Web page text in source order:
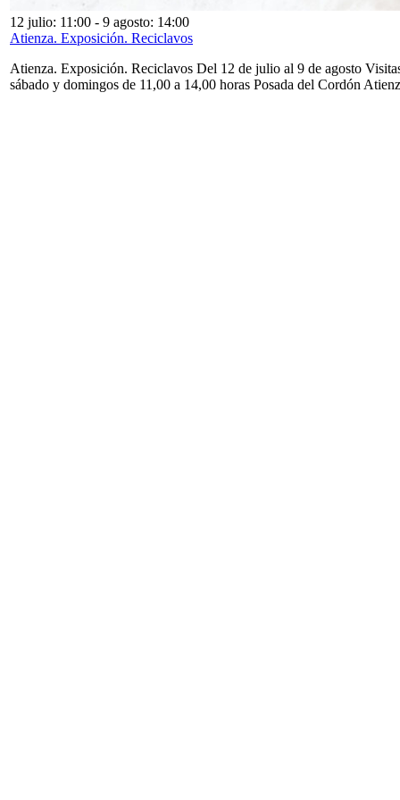
12 julio: 11:00 - 9 agosto: 14:00
Atienza. Exposición. Reciclavos
Atienza. Exposición. Reciclavos Del 12 de julio al 9 de agosto
sábado y domingos de 11,00 a 14,00 horas Posada del Cordón